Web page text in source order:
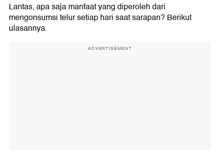
Lantas, apa saja manfaat yang diperoleh dari
mengonsumsi telur setiap hari saat sarapan? Berikut
ulasannya.
ADVERTISEMENT